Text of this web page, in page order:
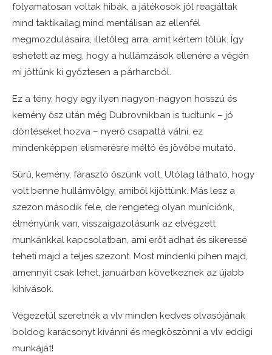
folyamatosan voltak hibák, a játékosok jól reagáltak
mind taktikailag mind mentálisan az ellenfél
megmozdulásaira, illetőleg arra, amit kértem tőlük. Így
eshetett az meg, hogy a hullámzások ellenére a végén
mi jöttünk ki győztesen a párharcból.
Ez a tény, hogy egy ilyen nagyon-nagyon hosszú és
kemény ősz után még Dubrovnikban is tudtunk – jó
döntéseket hozva – nyerő csapattá válni, ez
mindenképpen elismerésre méltó és jövőbe mutató.
Sűrű, kemény, fárasztó őszünk volt. Utólag látható, hogy
volt benne hullámvölgy, amiből kijöttünk. Más lesz a
szezon második fele, de rengeteg olyan muníciónk,
élményünk van, visszaigazolásunk az elvégzett
munkánkkal kapcsolatban, ami erőt adhat és sikeressé
teheti majd a teljes szezont. Most mindenki pihen majd,
amennyit csak lehet, januárban következnek az újabb
kihívások.
Végezetül szeretnék a vlv minden kedves olvasójának
boldog karácsonyt kívánni és megköszönni a vlv eddigi
munkáját!